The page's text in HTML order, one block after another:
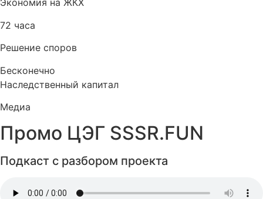
Экономия на ЖКХ
72 часа
Решение споров
Бесконечно
Наследственный капитал
Медиа
Промо ЦЭГ SSSR.FUN
Подкаст с разбором проекта